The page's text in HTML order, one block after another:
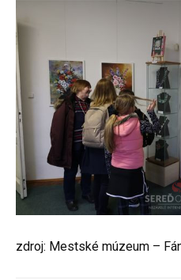
zdroj: Mestské múzeum –